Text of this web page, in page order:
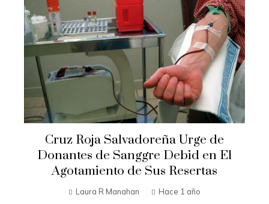
Cruz Roja Salvadoreña Urge de
Donantes de Sanggre Debid en El
Agotamiento de Sus Resertas
Laura R Manahan Hace 1 año